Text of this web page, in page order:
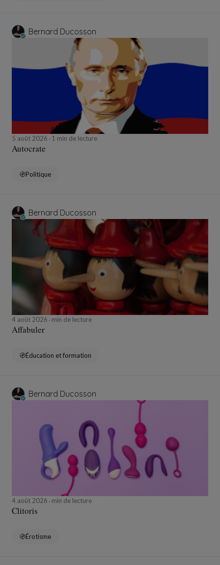
Bernard Ducosson
5 août 2026 1 min de lecture
Autocrate
Politique
Bernard Ducosson
4 août 2026 min de lecture
Affabuler
Éducation et formation
Bernard Ducosson
4 août 2026 min de lecture
Clitoris
Érotisme